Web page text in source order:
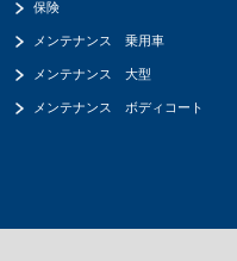
保険
メンテナンス 乗用車
メンテナンス 大型
メンテナンス ボディコート